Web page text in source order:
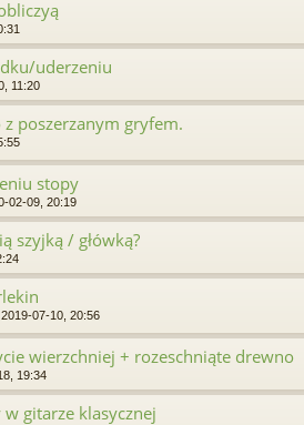
uderzeniu
11:20
poszerzanym gryfem.
stopy
02-09, 20:19
szyjką / główką?
2019-07-10, 20:56
wierzchniej + rozeschniąte drewno
19:34
gitarze klasycznej